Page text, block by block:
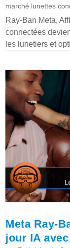
marché lunettes
Ray-Ban Meta,
connectées
les lunetiers et
Meta Ray-
jour IA